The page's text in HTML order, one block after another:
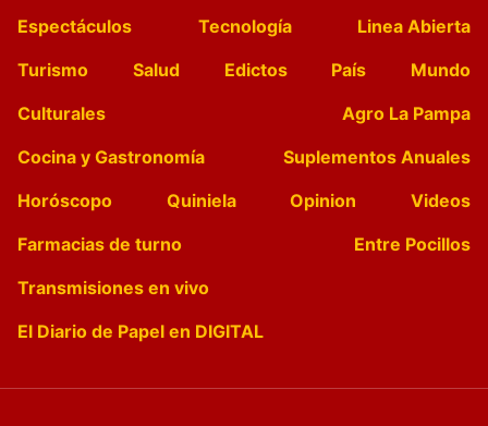
Espectáculos
Tecnología
Linea Abierta
Turismo
Salud Edictos País
Mundo
Culturales
Agro La Pampa
Cocina y Gastronomía
Suplementos Anuales
Horóscopo
Quiniela Opinion
Videos
Farmacias de turno
Entre Pocillos
Transmisiones en vivo
El Diario de Papel en DIGITAL